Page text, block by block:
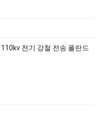
전기 강철 전송 폴란드